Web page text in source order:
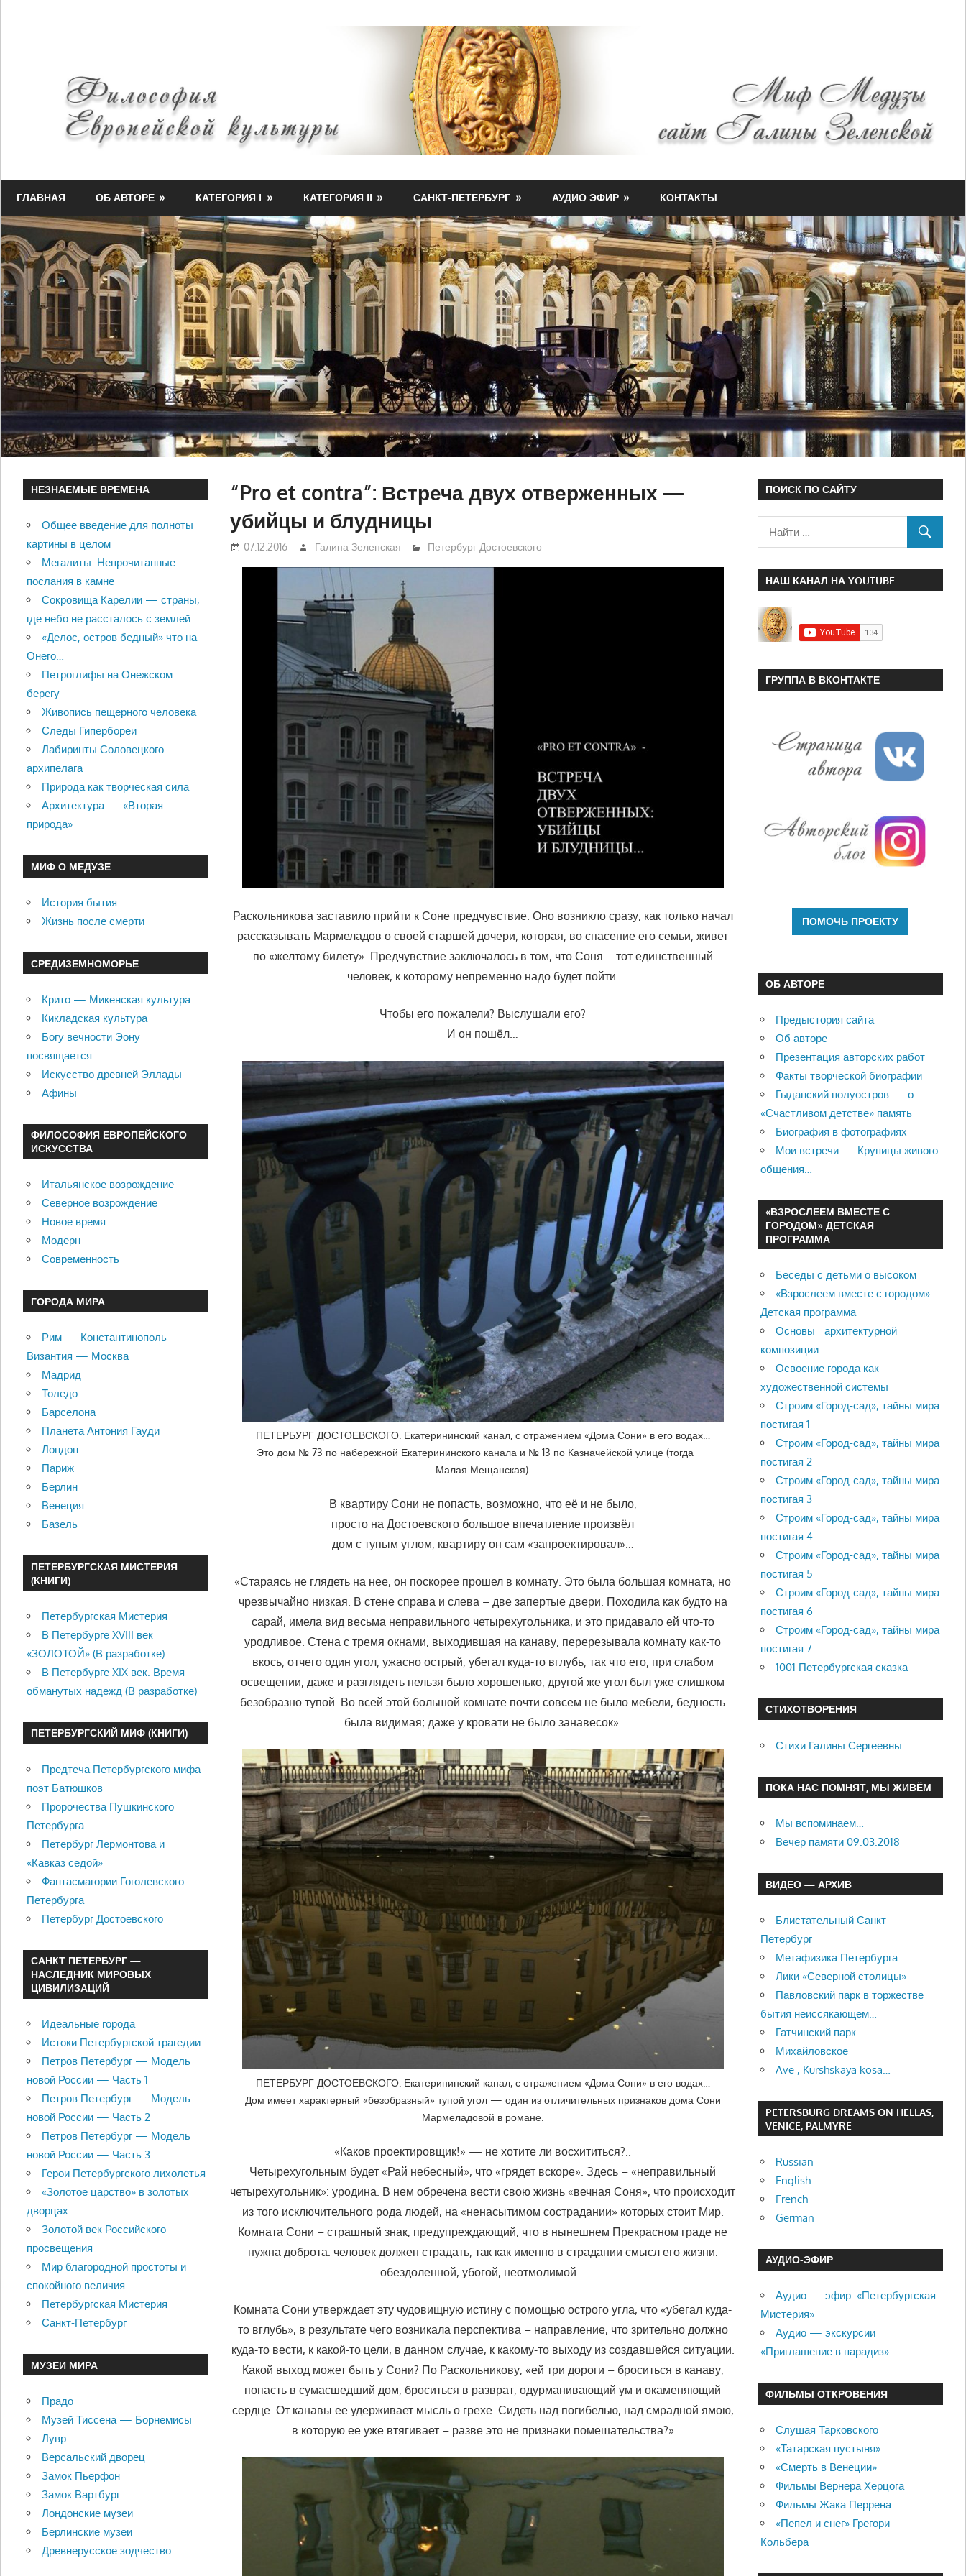
Миф-
Медузы
культуры
ГЛАВНАЯ ОБ АВТОРЕ КАТЕГОРИЯ I КАТЕГОРИЯ II САНКТ-ПЕТЕРБУРГ АУДИО ЭФИР КОНТАКТЫ
“Pro et contra”: Встреча двух отверженных —
убийцы и блудницы
07.12.2016 Галина Зеленская Петербург Достоевского
Раскольникова заставило прийти к Соне предчувствие. Оно возникло сразу, как только начал
рассказывать Мармеладов о своей старшей дочери, которая, во спасение его семьи, живет
по «желтому билету». Предчувствие заключалось в том, что Соня – тот единственный
человек, к которому непременно надо будет пойти.
Чтобы его пожалели? Выслушали его?
И он пошёл…
ПЕТЕРБУРГ ДОСТОЕВСКОГО. Екатерининский канал, с отражением «Дома Сони» в его водах…
Это дом № 73 по набережной Екатерининского канала и № 13 по Казначейской улице (тогда —
Малая Мещанская).
В квартиру Сони не попасть, возможно, что её и не было,
просто на Достоевского большое впечатление произвёл
дом с тупым углом, квартиру он сам «запроектировал»…
«Стараясь не глядеть на нее, он поскорее прошел в комнату. Это была большая комната, но
чрезвычайно низкая. В стене справа и слева – две запертые двери. Походила как будто на
сарай, имела вид весьма неправильного четырехугольника, и это придавало ей что-то
уродливое. Стена с тремя окнами, выходившая на канаву, перерезывала комнату как-то
вкось, отчего один угол, ужасно острый, убегал куда-то вглубь, так что его, при слабом
освещении, даже и разглядеть нельзя было хорошенько; другой же угол был уже слишком
безобразно тупой. Во всей этой большой комнате почти совсем не было мебели, бедность
была видимая; даже у кровати не было занавесок».
ПЕТЕРБУРГ ДОСТОЕВСКОГО. Екатерининский канал, с отражением «Дома Сони» в его водах…
Дом имеет характерный «безобразный» тупой угол — один из отличительных признаков дома Сони
Мармеладовой в романе.
«Каков проектировщик!» — не хотите ли восхититься?..
Четырехугольным будет «Рай небесный», что «грядет вскоре». Здесь – «неправильный
четырехугольник»: уродина. В нем обречена вести свою жизнь «вечная Соня», что происходит
из того исключительного рода людей, на «ненасытимом сострадании» которых стоит Мир.
Комната Сони – страшный знак, предупреждающий, что в нынешнем Прекрасном граде не
нужна доброта: человек должен страдать, так как именно в страдании смысл его жизни:
обездоленной, убогой, неотмолимой…
Комната Сони утверждает эту чудовищную истину с помощью острого угла, что «убегал куда-
то вглубь», в результате чего возникала перспектива – направление, что зрительно должно
куда-то вести, к какой-то цели, в данном случае, к какому-то выходу из создавшейся ситуации.
Какой выход может быть у Сони? По Раскольникову, «ей три дороги – броситься в канаву,
попасть в сумасшедший дом, броситься в разврат, одурманивающий ум и окаменяющий
сердце. От канавы ее удерживает мысль о грехе. Сидеть над погибелью, над смрадной ямою,
в которую ее уже втягивает – разве это не признаки помешательства?»
НЕЗНАЕМЫЕ ВРЕМЕНА
Общее введение для полноты
картины в целом
Мегалиты: Непрочитанные
послания в камне
Сокровища Карелии — страны,
где небо не рассталось с землей
«Делос, остров бедный» что на
Онего…
Петроглифы на Онежском
берегу
Живопись пещерного человека
Следы Гипербореи
Лабиринты Соловецкого
архипелага
Природа как творческая сила
Архитектура — «Вторая
природа»
МИФ О МЕДУЗЕ
История бытия
Жизнь после смерти
СРЕДИЗЕМНОМОРЬЕ
Крито — Микенская культура
Кикладская культура
Богу вечности Эону
посвящается
Искусство древней Эллады
Афины
ФИЛОСОФИЯ ЕВРОПЕЙСКОГО
ИСКУССТВА
Итальянское возрождение
Северное возрождение
Новое время
Модерн
Современность
ГОРОДА МИРА
Рим — Константинополь
Византия — Москва
Мадрид
Толедо
Барселона
Планета Антония Гауди
Лондон
Париж
Берлин
Венеция
Базель
ПЕТЕРБУРГСКАЯ МИСТЕРИЯ
(КНИГИ)
Петербургская Мистерия
В Петербурге XVIII век
«ЗОЛОТОЙ» (В разработке)
В Петербурге XIX век. Время
обманутых надежд (В разработке)
ПЕТЕРБУРГСКИЙ МИФ (КНИГИ)
Предтеча Петербургского мифа
поэт Батюшков
Пророчества Пушкинского
Петербурга
Петербург Лермонтова и
«Кавказ седой»
Фантасмагории Гоголевского
Петербурга
Петербург Достоевского
САНКТ ПЕТЕРБУРГ —
НАСЛЕДНИК МИРОВЫХ
ЦИВИЛИЗАЦИЙ
Идеальные города
Истоки Петербургской трагедии
Петров Петербург — Модель
новой России — Часть 1
Петров Петербург — Модель
новой России — Часть 2
Петров Петербург — Модель
новой России — Часть 3
Герои Петербургского лихолетья
«Золотое царство» в золотых
дворцах
Золотой век Российского
просвещения
Мир благородной простоты и
спокойного величия
Петербургская Мистерия
Санкт-Петербург
МУЗЕИ МИРА
Прадо
Музей Тиссена — Борнемисы
Лувр
Версальский дворец
Замок Пьерфон
Замок Вартбург
Лондонские музеи
Берлинские музеи
Древнерусское зодчество
ПОИСК ПО САЙТУ
НАШ КАНАЛ НА YOUTUBE
ГРУППА В ВКОНТАКТЕ
ОБ АВТОРЕ
Предыстория сайта
Об авторе
Презентация авторских работ
Факты творческой биографии
Гыданский полуостров — о
«Счастливом детстве» память
Биография в фотографиях
Мои встречи — Крупицы живого
общения…
«ВЗРОСЛЕЕМ ВМЕСТЕ С
ГОРОДОМ» ДЕТСКАЯ
ПРОГРАММА
Беседы с детьми о высоком
«Взрослеем вместе с городом»
Детская программа
Основы архитектурной
композиции
Освоение города как
художественной системы
Строим «Город-сад», тайны мира
постигая 1
Строим «Город-сад», тайны мира
постигая 2
Строим «Город-сад», тайны мира
постигая 3
Строим «Город-сад», тайны мира
постигая 4
Строим «Город-сад», тайны мира
постигая 5
Строим «Город-сад», тайны мира
постигая 6
Строим «Город-сад», тайны мира
постигая 7
1001 Петербургская сказка
СТИХОТВОРЕНИЯ
Стихи Галины Сергеевны
ПОКА НАС ПОМНЯТ, МЫ ЖИВЁМ
Мы вспоминаем…
Вечер памяти 09.03.2018
ВИДЕО — АРХИВ
Блистательный Санкт-
Петербург
Метафизика Петербурга
Лики «Северной столицы»
Павловский парк в торжестве
бытия неиссякающем…
Гатчинский парк
Михайловское
Ave , Kurshskaya kosa…
PETERSBURG DREAMS ON HELLAS,
VENICE, PALMYRE
Russian
English
French
German
АУДИО-ЭФИР
Аудио — эфир: «Петербургская
Мистерия»
Аудио — экскурсии
«Приглашение в парадиз»
ФИЛЬМЫ ОТКРОВЕНИЯ
Слушая Тарковского
«Татарская пустыня»
«Смерть в Венеции»
Фильмы Вернера Херцога
Фильмы Жака Перрена
«Пепел и снег» Грегори
Кольбера